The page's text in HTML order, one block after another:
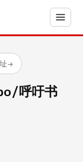
→
呼吁书